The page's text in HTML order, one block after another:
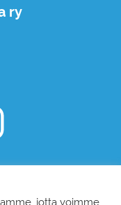
ry
jotta voimme